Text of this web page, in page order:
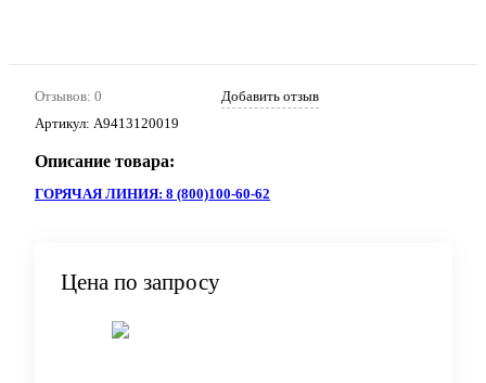
Отзывов: 0
Добавить отзыв
Артикул: A9413120019
Описание товара:
ГОРЯЧАЯ ЛИНИЯ: 8 (800)100-60-62
Цена по запросу